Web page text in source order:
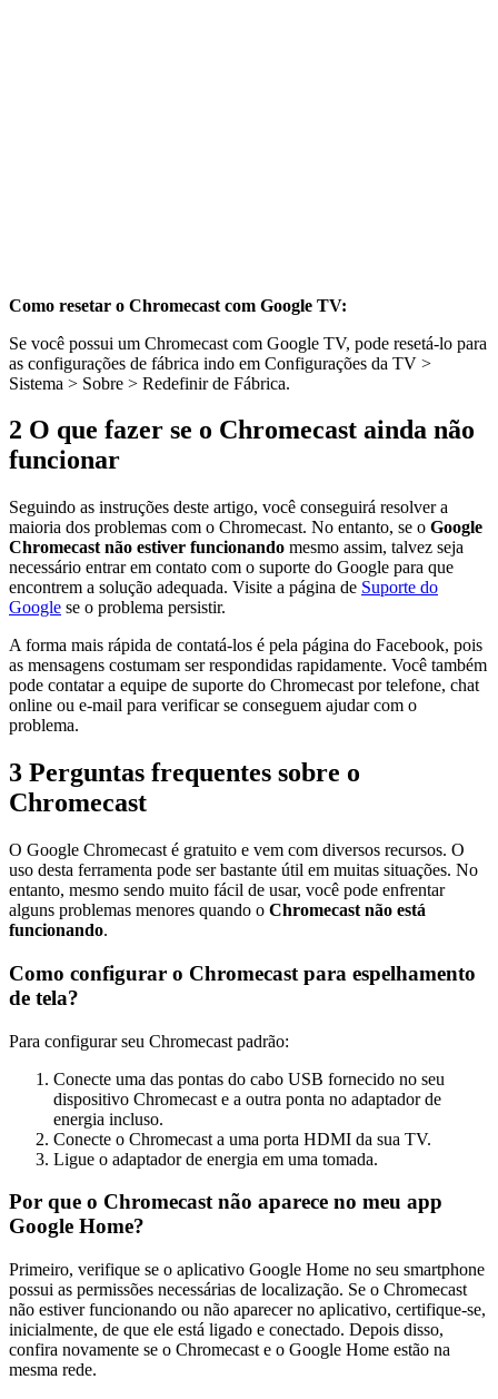
Como resetar o Chromecast com Google TV:
Se você possui um Chromecast com Google TV, pode resetá-lo para
as configurações de fábrica indo em Configurações da TV >
Sistema > Sobre > Redefinir de Fábrica.
2 O que fazer se o Chromecast ainda não
funcionar
Seguindo as instruções deste artigo, você conseguirá resolver a
maioria dos problemas com o Chromecast. No entanto, se o Google
Chromecast não estiver funcionando mesmo assim, talvez seja
necessário entrar em contato com o suporte do Google para que
encontrem a solução adequada. Visite a página de Suporte do
Google se o problema persistir.
A forma mais rápida de contatá-los é pela página do Facebook, pois
as mensagens costumam ser respondidas rapidamente. Você também
pode contatar a equipe de suporte do Chromecast por telefone, chat
online ou e-mail para verificar se conseguem ajudar com o
problema.
3 Perguntas frequentes sobre o
Chromecast
O Google Chromecast é gratuito e vem com diversos recursos. O
uso desta ferramenta pode ser bastante útil em muitas situações. No
entanto, mesmo sendo muito fácil de usar, você pode enfrentar
alguns problemas menores quando o Chromecast não está
funcionando.
Como configurar o Chromecast para espelhamento
de tela?
Para configurar seu Chromecast padrão:
Conecte uma das pontas do cabo USB fornecido no seu
dispositivo Chromecast e a outra ponta no adaptador de
energia incluso.
Conecte o Chromecast a uma porta HDMI da sua TV.
Ligue o adaptador de energia em uma tomada.
Por que o Chromecast não aparece no meu app
Google Home?
Primeiro, verifique se o aplicativo Google Home no seu smartphone
possui as permissões necessárias de localização. Se o Chromecast
não estiver funcionando ou não aparecer no aplicativo, certifique-se,
inicialmente, de que ele está ligado e conectado. Depois disso,
confira novamente se o Chromecast e o Google Home estão na
mesma rede.